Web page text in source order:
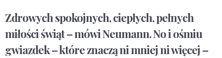
Zdrowych spokojnych, ciepłych, pełnych
miłości świąt – mówi Neumann. No i ośmiu
gwiazdek – które znaczą ni mniej ni więcej –